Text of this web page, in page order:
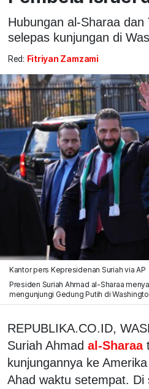
Hubungan al-Sharaa
selepas kunjungan di
Red: Fitriyan Zamzami
Kantor pers Kepresidenan Suriah via AP
Presiden Suriah Ahmad al-Sharaa
mengunjungi Gedung Putih di
REPUBLIKA.CO.ID,
Suriah Ahmad al-Sharaa
kunjungannya ke
Ahad waktu setempat. Di